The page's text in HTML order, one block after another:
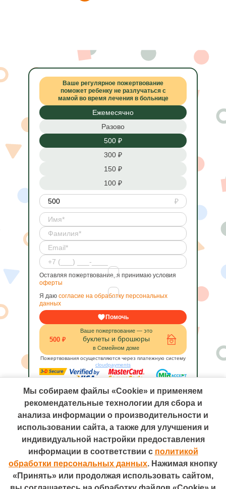
Ваше регулярное пожертвование
поможет ребенку не разлучаться с
мамой во время лечения в больнице
Ежемесячно
Разово
500 ₽
300 ₽
150 ₽
100 ₽
Оставляя пожертвование, я принимаю условия
оферты
Я даю согласие на обработку персональных
данных
Помочь
500 ₽
Ваше пожертвование — это
буклеты и брошюры
в Семейном доме
Пожертвования осуществляются через платежную систему
cloudpayments
Телефон: +7 (495) 755-66-00
Электронная почта: 7yavmeste@qsrsystem.ru
Адрес: 115054, Москва, ул. Валовая, д. 26
Разработано в
Мы собираем файлы «Cookie» и применяем
рекомендательные технологии для сбора и
анализа информации о производительности и
использовании сайта, а также для улучшения и
индивидуальной настройки предоставления
информации в соответствии с политикой
обработки персональных данных. Нажимая кнопку
«Принять» или продолжая использовать сайтом,